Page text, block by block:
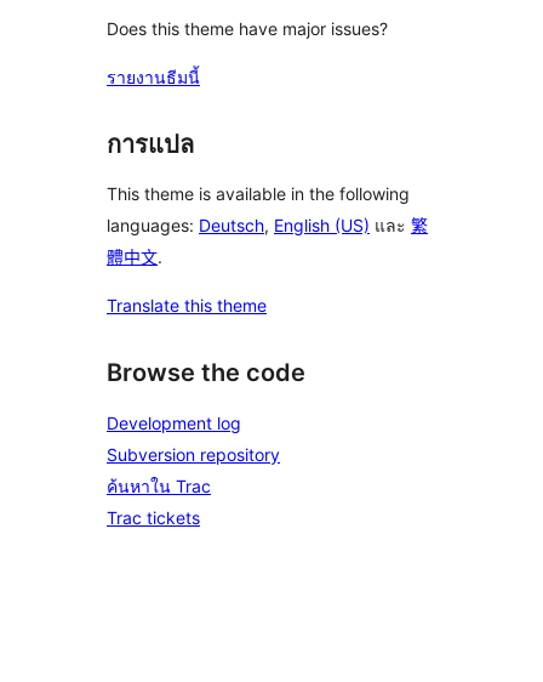
Does this theme have major issues?
รายงานธีมนี้
การแปล
This theme is available in the following
languages: Deutsch, English (US) และ 繁
體中文.
Translate this theme
Browse the code
Development log
Subversion repository
ค้นหาใน Trac
Trac tickets